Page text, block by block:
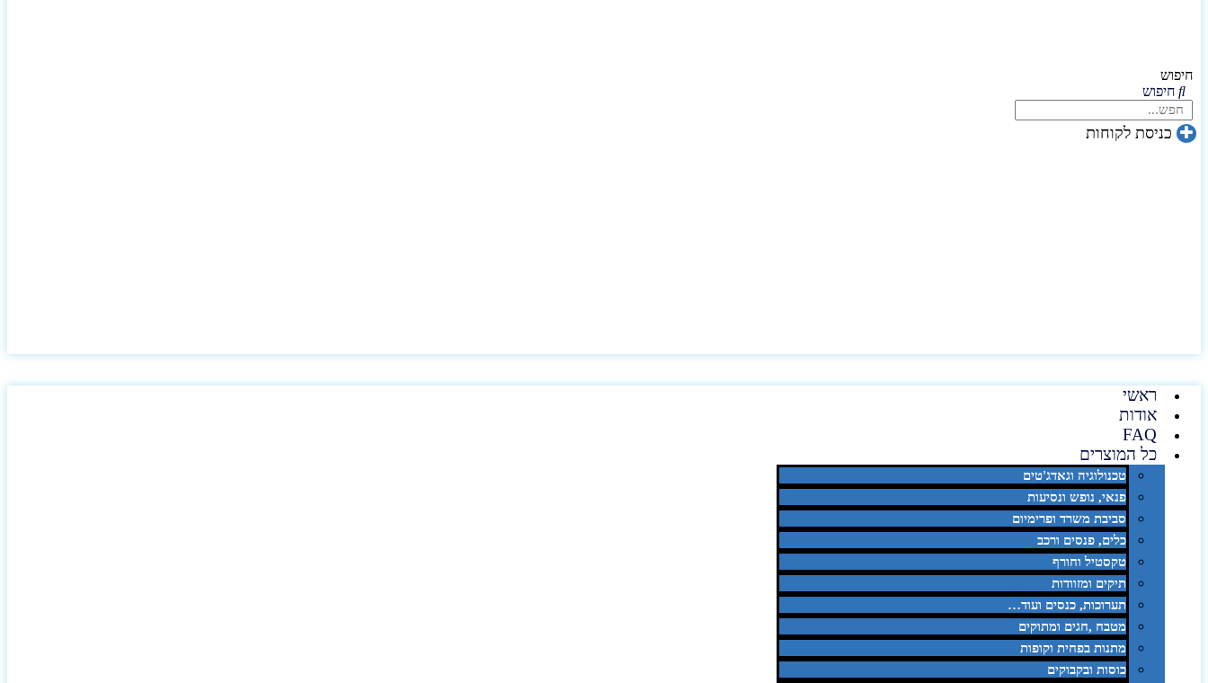
חיפוש
חיפוש
כניסת לקוחות
ראשי
אודות
FAQ
כל המוצרים
טכנולוגיה וגאדג'טים
פנאי, נופש ונסיעות
סביבת משרד ופרימיום
כלים, פנסים ורכב
טקסטיל וחורף
תיקים ומזוודות
תערוכות, כנסים ועוד…
מטבח ,חגים ומתוקים
מתנות בפחית וקופות
כוסות ובקבוקים